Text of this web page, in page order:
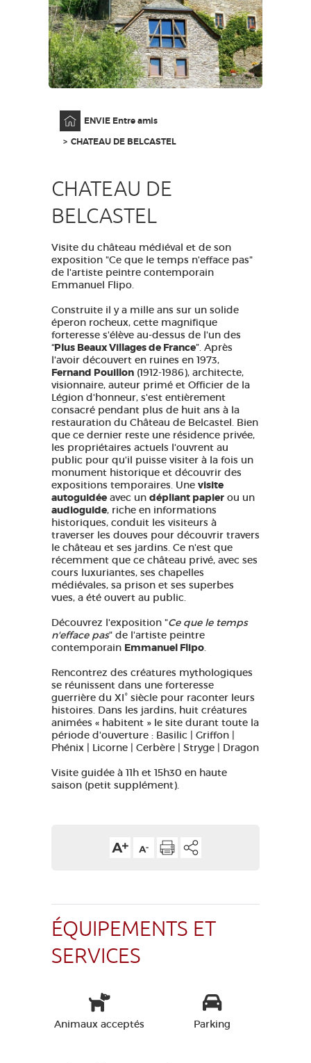
MA SÉLECTION
FR
ENVIE Entre amis
CHATEAU DE BELCASTEL
CHATEAU DE
BELCASTEL
Visite du château médiéval et de son
exposition "Ce que le temps n'efface pas"
de l'artiste peintre contemporain
Emmanuel Flipo.
Construite il y a mille ans sur un solide
éperon rocheux, cette magnifique
forteresse s'élève au-dessus de l'un des
“Plus Beaux Villages de France”. Après
l'avoir découvert en ruines en 1973,
Fernand Pouillon (1912-1986), architecte,
visionnaire, auteur primé et Officier de la
Légion d'honneur, s'est entièrement
consacré pendant plus de huit ans à la
restauration du Château de Belcastel. Bien
que ce dernier reste une résidence privée,
les propriétaires actuels l'ouvrent au
public pour qu'il puisse visiter à la fois un
monument historique et découvrir des
expositions temporaires. Une visite
autoguidée avec un dépliant papier ou un
audioguide, riche en informations
historiques, conduit les visiteurs à
traverser les douves pour découvrir travers
le château et ses jardins. Ce n'est que
récemment que ce château privé, avec ses
cours luxuriantes, ses chapelles
médiévales, sa prison et ses superbes
vues, a été ouvert au public.
Découvrez l'exposition "Ce que le temps
n'efface pas" de l'artiste peintre
contemporain Emmanuel Flipo.
Rencontrez des créatures mythologiques
se réunissent dans une forteresse
guerrière du XI° siècle pour raconter leurs
histoires. Dans les jardins, huit créatures
animées « habitent » le site durant toute la
période d'ouverture : Basilic | Griffon |
Phénix | Licorne | Cerbère | Stryge | Dragon
Visite guidée à 11h et 15h30 en haute
saison (petit supplément).
ÉQUIPEMENTS ET
SERVICES
Animaux acceptés Parking